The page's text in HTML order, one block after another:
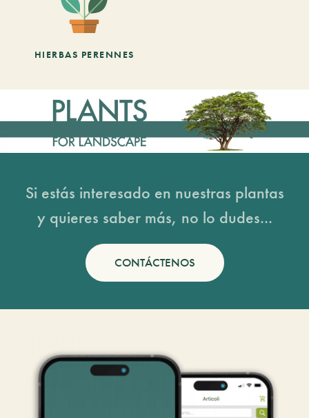
HIERBAS PERENNES
Si estás interesado en nuestras plantas
y quieres saber más, no lo dudes...
CONTÁCTENOS